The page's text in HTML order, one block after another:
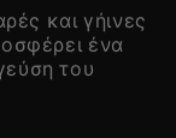
και γήινες
ένα
του